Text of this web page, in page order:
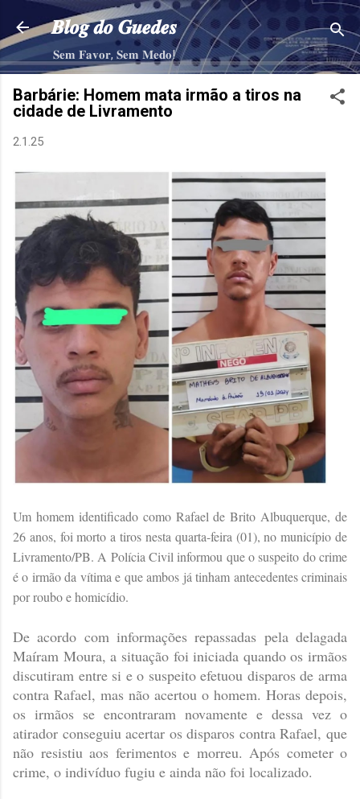
Pular para o conteúdo principal
𝑩𝒍𝒐𝒈 𝒅𝒐 𝑮𝒖𝒆𝒅𝒆𝒔
𝐒𝐞𝐦 𝐅𝐚𝐯𝐨𝐫, 𝐒𝐞𝐦 𝐌𝐞𝐝𝐨!
Barbárie: Homem mata irmão a tiros na
cidade de Livramento
2.1.25
Um homem identificado como Rafael de Brito Albuquerque, de
26 anos, foi morto a tiros nesta quarta-feira (01), no município de
Livramento/PB. A Polícia Civil informou que o suspeito do crime
é o irmão da vítima e que ambos já tinham antecedentes criminais
por roubo e homicídio.
De acordo com informações repassadas pela delagada
Maíram Moura, a situação foi iniciada quando os irmãos
discutiram entre si e o suspeito efetuou disparos de arma
contra Rafael, mas não acertou o homem. Horas depois,
os irmãos se encontraram novamente e dessa vez o
atirador conseguiu acertar os disparos contra Rafael, que
não resistiu aos ferimentos e morreu. Após cometer o
crime, o indivíduo fugiu e ainda não foi localizado.